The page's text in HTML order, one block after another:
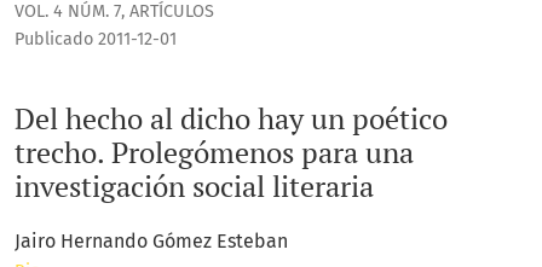
VOL. 4 NÚM. 7, ARTÍCULOS
Del hecho al dicho hay un poético
trecho. Prolegómenos para una
investigación social literaria
Publicado 2011-12-01
Jairo Hernando Gómez Esteban